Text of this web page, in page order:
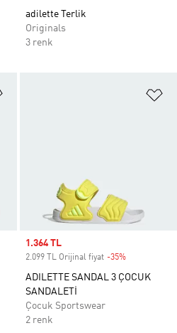
adilette Terlik
Originals
3 renk
Sale price
1.364 TL
2.099 TL Orijinal fiyat -35%
ADILETTE SANDAL 3 ÇOCUK
SANDALETİ
Çocuk Sportswear
2 renk